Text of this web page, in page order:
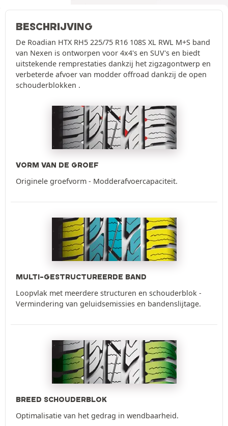
BESCHRIJVING
De Roadian HTX RH5 225/75 R16 108S XL RWL M+S band
van Nexen is ontworpen voor 4x4's en SUV's en biedt
uitstekende remprestaties dankzij het zigzagontwerp en
verbeterde afvoer van modder offroad dankzij de open
schouderblokken .
VORM VAN DE GROEF
Originele groefvorm - Modderafvoercapaciteit.
MULTI-GESTRUCTUREERDE BAND
Loopvlak met meerdere structuren en schouderblok -
Vermindering van geluidsemissies en bandenslijtage.
BREED SCHOUDERBLOK
Optimalisatie van het gedrag in wendbaarheid.